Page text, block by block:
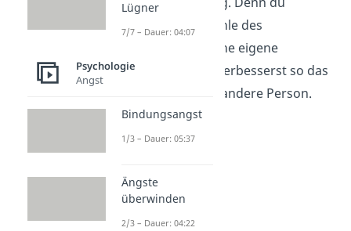
überträgst die Gefühle des
Gegenübers auf deine eigene
Persönlichkeit und verbesserst so das
für die andere Person.
Lügner
7/7 – Dauer: 04:07
Psychologie
Angst
Bindungsangst
1/3 – Dauer: 05:37
Ängste
überwinden
2/3 – Dauer: 04:22